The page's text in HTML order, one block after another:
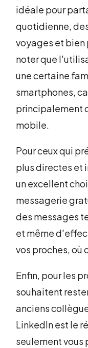
idéale pour
quotidienne,
voyages et bien
noter que
une certaine
smartphones,
principalement
mobile.
Pour ceux qui
plus directes et
un excellent
messagerie
des messages
et même
vos proches, où
Enfin, pour les
souhaitent
anciens
LinkedIn est le
seulement vous